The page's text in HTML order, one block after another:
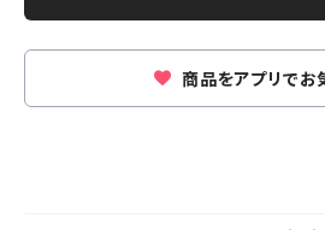
商品をアプリでお